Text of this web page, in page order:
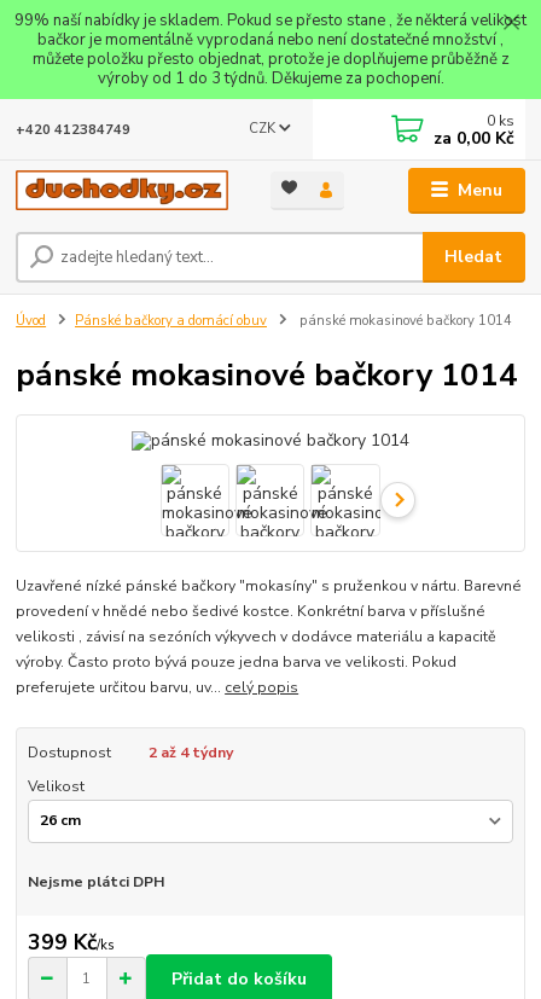
99% naší nabídky je skladem. Pokud se přesto stane , že některá velikost
bačkor je momentálně vyprodaná nebo není dostatečné množství ,
můžete položku přesto objednat, protože je doplňujeme průběžně z
výroby od 1 do 3 týdnů. Děkujeme za pochopení.
Menu
CZK
Hledat
+420 412384749 0 ks
za 0,00 Kč
Úvod Pánské bačkory a domácí obuv pánské mokasinové bačkory 1014
pánské mokasinové bačkory 1014
Uzavřené nízké pánské bačkory "mokasíny" s pruženkou v nártu. Barevné
provedení v hnědé nebo šedivé kostce. Konkrétní barva v příslušné
velikosti , závisí na sezóních výkyvech v dodávce materiálu a kapacitě
výroby. Často proto bývá pouze jedna barva ve velikosti. Pokud
preferujete určitou barvu, uv... celý popis
Dostupnost
2 až 4 týdny
Velikost
Nejsme plátci DPH
399 Kč/ks
Přidat do košíku